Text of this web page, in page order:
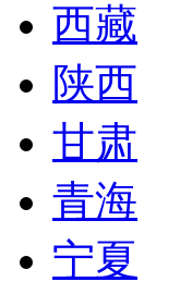
西藏
陕西
甘肃
青海
宁夏